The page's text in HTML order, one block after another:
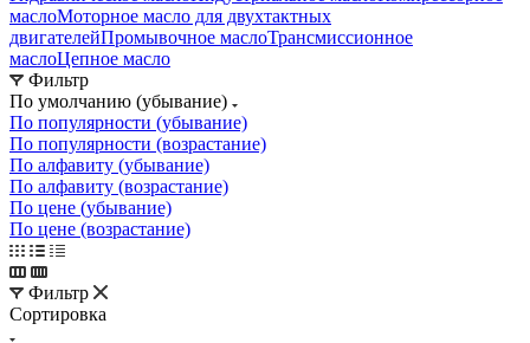
маслоМоторное масло для двухтактных
двигателейПромывочное маслоТрансмиссионное
маслоЦепное масло
Фильтр
По умолчанию (убывание)
По популярности (убывание)
По популярности (возрастание)
По алфавиту (убывание)
По алфавиту (возрастание)
По цене (убывание)
По цене (возрастание)
Фильтр
Сортировка